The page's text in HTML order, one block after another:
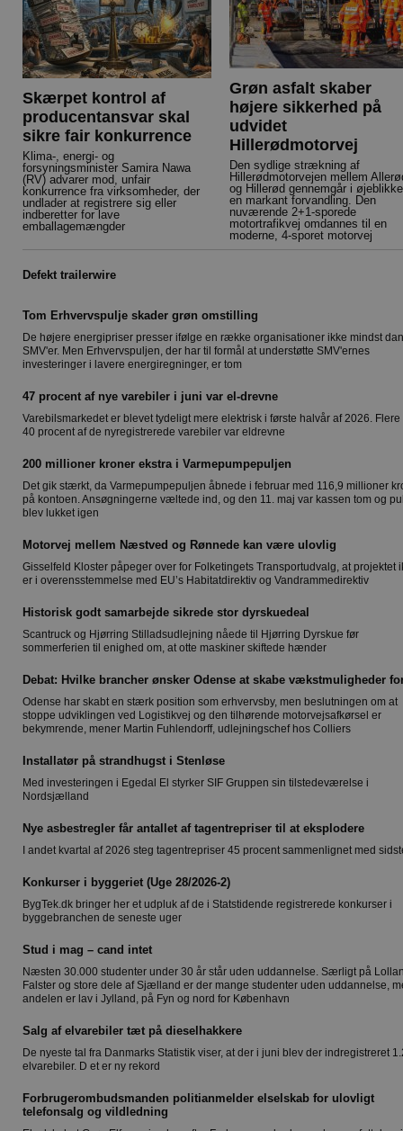
Skærpet kontrol af
producentansvar skal
sikre fair konkurrence
Klima-, energi- og
forsyningsminister Samira Nawa
(RV) advarer mod, unfair
konkurrence fra virksomheder, der
undlader at registrere sig eller
indberetter for lave
emballagemængder
Grøn asfalt skaber
højere sikkerhed på
udvidet
Hillerødmotorvej
Den sydlige strækning af
Hillerødmotorvejen mellem
og Hillerød gennemgår i
en markant forvandling. Den
nuværende 2+1-sporede
motortrafikvej omdannes til en
moderne, 4-sporet motorvej
Defekt trailerwire
Tom Erhvervspulje skader grøn omstilling
De højere energipriser presser ifølge en række organisationer ikke mindst
SMV'er. Men Erhvervspuljen, der har til formål at understøtte SMV'ernes
investeringer i lavere energiregninger, er tom
47 procent af nye varebiler i juni var el-drevne
Varebilsmarkedet er blevet tydeligt mere elektrisk i første halvår af 2026. Flere
40 procent af de nyregistrerede varebiler var eldrevne
200 millioner kroner ekstra i Varmepumpepuljen
Det gik stærkt, da Varmepumpepuljen åbnede i februar med 116,9 millioner
på kontoen. Ansøgningerne væltede ind, og den 11. maj var kassen tom og
blev lukket igen
Motorvej mellem Næstved og Rønnede kan være ulovlig
Gisselfeld Kloster påpeger over for Folketingets Transportudvalg, at projektet
er i overensstemmelse med EU’s Habitatdirektiv og Vandrammedirektiv
Historisk godt samarbejde sikrede stor dyrskuedeal
Scantruck og Hjørring Stilladsudlejning nåede til Hjørring Dyrskue før
sommerferien til enighed om, at otte maskiner skiftede hænder
Debat: Hvilke brancher ønsker Odense at skabe vækstmuligheder
Odense har skabt en stærk position som erhvervsby, men beslutningen om at
stoppe udviklingen ved Logistikvej og den tilhørende motorvejsafkørsel er
bekymrende, mener Martin Fuhlendorff, udlejningschef hos Colliers
Installatør på strandhugst i Stenløse
Med investeringen i Egedal El styrker SIF Gruppen sin tilstedeværelse i
Nordsjælland
Nye asbestregler får antallet af tagentrepriser til at eksplodere
I andet kvartal af 2026 steg tagentrepriser 45 procent sammenlignet med
Konkurser i byggeriet (Uge 28/2026-2)
BygTek.dk bringer her et udpluk af de i Statstidende registrerede konkurser i
byggebranchen de seneste uger
Stud i mag – cand intet
Næsten 30.000 studenter under 30 år står uden uddannelse. Særligt på
Falster og store dele af Sjælland er der mange studenter uden uddannelse,
andelen er lav i Jylland, på Fyn og nord for København
Salg af elvarebiler tæt på dieselhakkere
De nyeste tal fra Danmarks Statistik viser, at der i juni blev der indregistreret
elvarebiler. D et er ny rekord
Forbrugerombudsmanden politianmelder elselskab for ulovligt
telefonsalg og vildledning